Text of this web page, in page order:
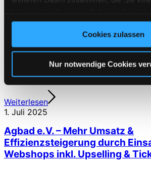
gesammelt haben. Sie geben
Cookies, wenn Sie unsere Webseite
Cookies zulassen
Nur notwendige Cookies
+++ 01.07.25 Wir informieren über
v13.07.00.
Weiterlesen
1. Juli 2025
Agbad e.V. – Mehr Umsatz &
Effizienzsteigerung durch
Webshops inkl. Upselling &